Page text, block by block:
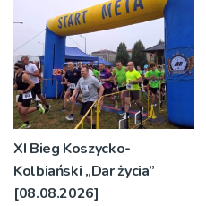
XI Bieg Koszycko-
Kolbiański „Dar życia”
[08.08.2026]